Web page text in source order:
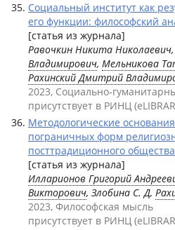
Социальный институт как
его функции: философский
[статья из журнала]
Равочкин Никита
Владимирович, Мельникова
Рахинский Дмитрий
2023, Социально-
присутствует в РИНЦ
Методологические
пограничных форм
посттрадиционного
[статья из журнала]
Илларионов Григорий
Викторович, Злобина С. Д,
2023, Философская мысль
присутствует в РИНЦ